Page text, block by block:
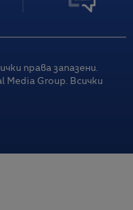
права запазени.
Media Group. Всички